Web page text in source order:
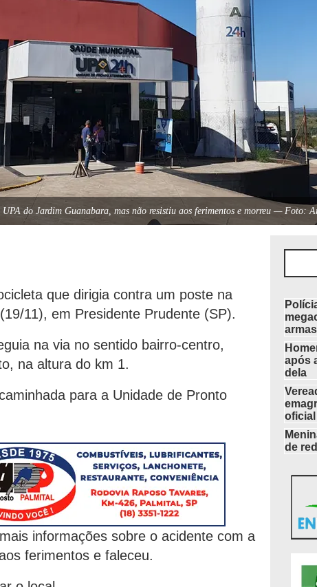
do Jardim Guanabara, mas não resistiu aos ferimentos e morreu — Foto:
que dirigia contra um poste na
11), em Presidente Prudente (SP).
na via no sentido bairro-centro,
na altura do km 1.
para a Unidade de Pronto
informações sobre o acidente com a
ferimentos e faleceu.
após
dela
oficial
de